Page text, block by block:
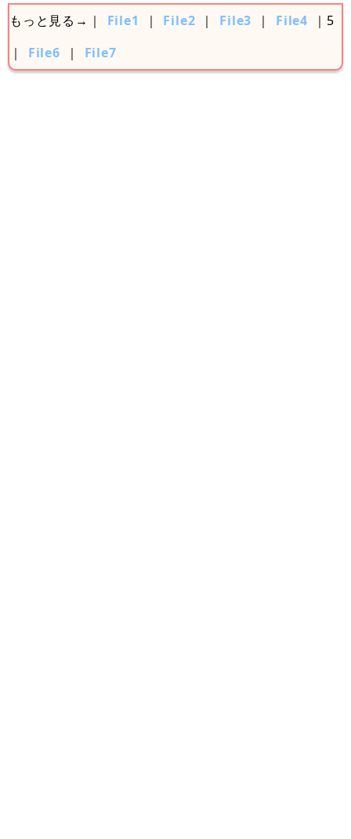
もっと見る→｜ File1 ｜ File2 ｜ File3 ｜ File4
｜5
｜
File6 ｜ File7